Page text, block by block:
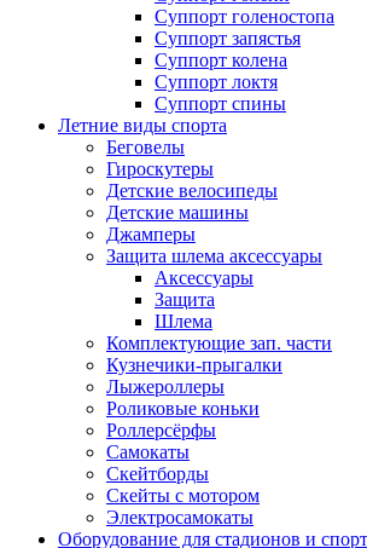
Суппорт голеностопа
Суппорт запястья
Суппорт колена
Суппорт локтя
Суппорт спины
Летние виды спорта
Беговелы
Гироскутеры
Детские велосипеды
Детские машины
Джамперы
Защита шлема аксессуары
Аксессуары
Защита
Шлема
Комплектующие зап. части
Кузнечики-прыгалки
Лыжероллеры
Роликовые коньки
Роллерсёрфы
Самокаты
Скейтборды
Скейты с мотором
Электросамокаты
Оборудование для стадионов и